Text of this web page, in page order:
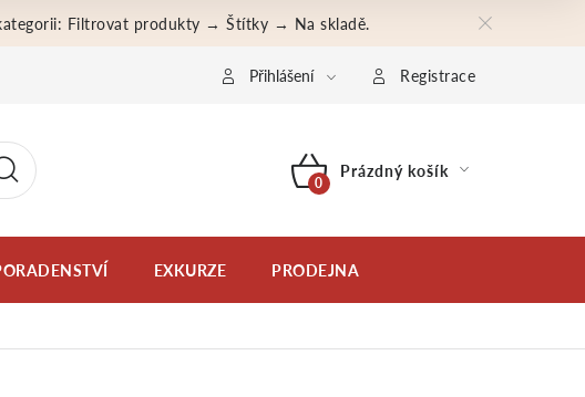
Filtrovat produkty → Štítky → Na skladě.
Moje objednávka
Přihlášení Registrace
NÁKUPNÍ
Prázdný košík
EXKURZE PRODEJNA